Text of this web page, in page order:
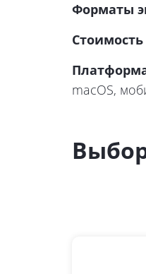
Форматы
macOS,